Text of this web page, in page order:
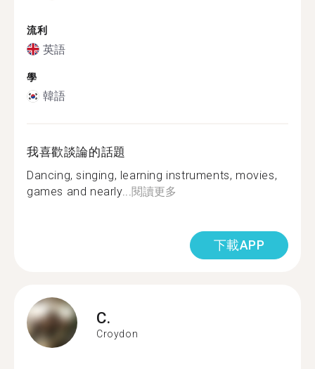
流利
英語
學
韓語
我喜歡談論的話題
Dancing, singing, learning instruments, movies,
games and nearly...閱讀更多
下載APP
C.
Croydon